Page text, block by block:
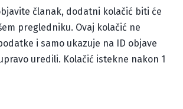
članak, dodatni kolačić biti će
pregledniku. Ovaj kolačić ne
i samo ukazuje na ID objave
uredili. Kolačić istekne nakon 1